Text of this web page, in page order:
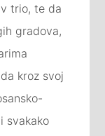
trio, te da
gradova,
kroz svoj
svakako